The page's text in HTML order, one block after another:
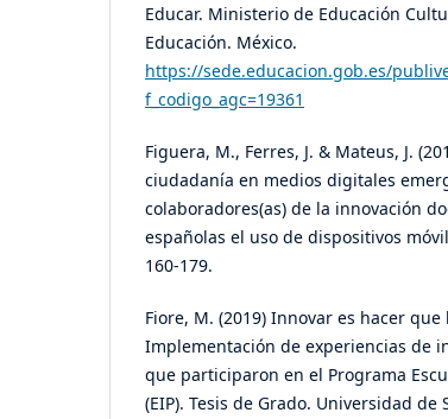
Educar. Ministerio de Educación
Educación. México.
https://sede.educacion.gob.es/
f_codigo_agc=19361
Figuera, M., Ferres, J. & Mateus, J.
ciudadanía en medios digitales
colaboradores(as) de la innovación
españolas el uso de dispositivos
160-179.
Fiore, M. (2019) Innovar es hacer
Implementación de experiencias de
que participaron en el Programa
(EIP). Tesis de Grado. Universidad de